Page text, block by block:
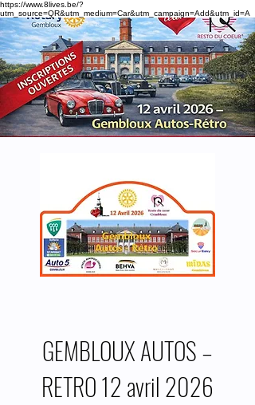
https://www.8lives.be/?
utm_source=QR&utm_medium=Car&utm_campaign=Add&utm_id=A
GEMBLOUX AUTOS –
RETRO 12 avril 2026